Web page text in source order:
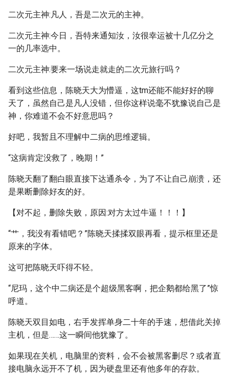
二次元主神:凡人，吾是二次元的主神。
二次元主神:今日，吾特来通知汝，汝很幸运被十几亿分之
一的几率选中。
二次元主神:要来一场说走就走的二次元旅行吗？
看到这些信息，陈晓天大为懵逼，这tm还能不能好好的聊
天了，虽然自己是凡人没错，但你这样说毫不犹豫说自己是
神，你难道不会不好意思吗？
好吧，我暂且不理解中二病的思维逻辑。
“这病肯定没救了，晚期！”
陈晓天翻了翻白眼直接下达通杀令，为了不让自己崩溃，还
是果断删除好友的好。
【对不起，删除失败，原因:对方太过牛逼！！！】
“艹，我没有看错吧？”陈晓天揉揉双眼再看，提示框里还是
原来的字体。
这可把陈晓天吓得不轻。
“尼玛，这个中二病还是个超级黑客啊，把企鹅都给黑了”惊
呼道。
陈晓天双目如电，右手发挥单身二十年的手速，想借此关掉
主机，但是……这一瞬间他犹豫了。
如果现在关机，电脑里的资料，会不会被黑客删尽？或者直
接电脑永远开不了机，因为硬盘里还有他多年的存款。